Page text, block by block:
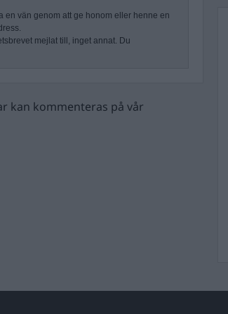
en vän genom att ge honom eller henne en
mejlat till, inget annat. Du
kan kommenteras på vår